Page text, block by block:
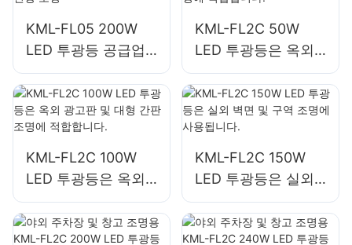
KML-FL05 200W
LED 투광등 공급업
체, 비상 및 재난 구
호 현장 조명
KML-FL2C 50W
LED 투광등은 옥외
광고판 및 대형 간판
조명에 적합합니다.
KML-FL2C 100W
LED 투광등은 옥외
광고판 및 대형 간판
조명에 적합합니다.
KML-FL2C 150W
LED 투광등은 실외
벽면 및 구역 조명에
사용됩니다.